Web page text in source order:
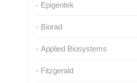
Epigentek
Biorad
Applied Biosystems
Fitzgerald